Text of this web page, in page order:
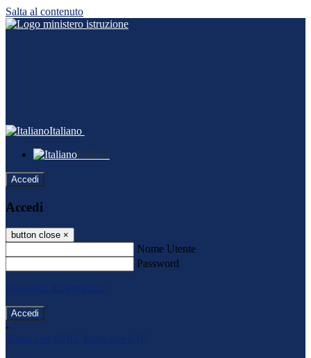
Salta al contenuto
Italiano
Italiano
Accedi
Accedi
button close ×
Nome Utente
Password
Password dimenticata?
-
Entra con SPID
Entra con CIE